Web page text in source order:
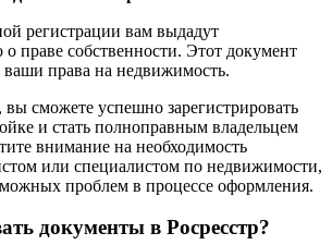
регистрации вам выдадут
о праве собственности. Этот документ
ваши права на недвижимость.
сможете успешно зарегистрировать
и стать полноправным владельцем
внимание на необходимость
или специалистом по недвижимости,
проблем в процессе оформления.
документы в Росресстр?